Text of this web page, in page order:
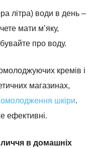
літра) води в день –
мати м’яку,
про воду.
кремів і
магазинах,
шкіри.
ефективні.
в домашніх